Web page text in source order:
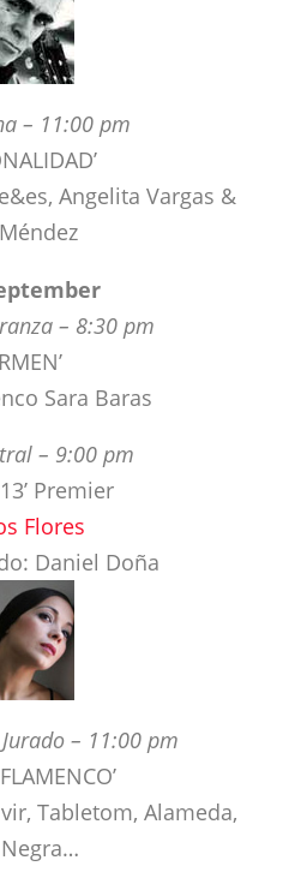
– 11:00 pm
Angelita Vargas &
– 8:30 pm
Sara Baras
– 9:00 pm
13’ Premier
Daniel Doña
– 11:00 pm
Tabletom, Alameda,
– 8:30 pm